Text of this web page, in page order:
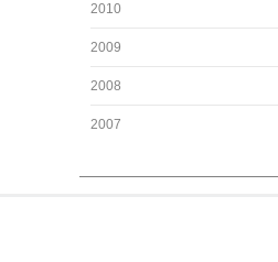
2010
2009
2008
2007